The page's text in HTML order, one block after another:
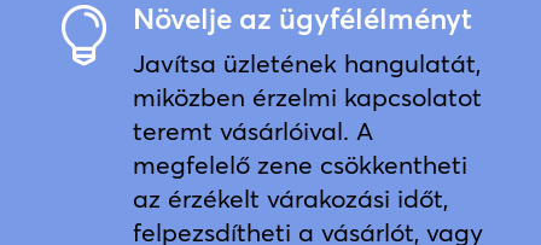
 Növelje az ügyfélélményt
Javítsa üzletének hangulatát,
miközben érzelmi kapcsolatot
teremt vásárlóival. A
megfelelő zene csökkentheti
az érzékelt várakozási időt,
felpezsdítheti a vásárlót, vagy